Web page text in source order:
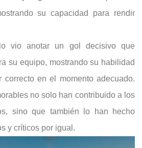
su capacidad para rendir
vio anotar un gol decisivo que
su equipo, mostrando su habilidad
correcto en el momento adecuado.
no solo han contribuido a los
sino que también lo han hecho
y críticos por igual.